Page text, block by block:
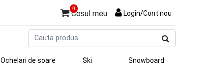
0
Cosul meu Login/Cont nou
produs
Ochelari de soare Ski Snowboard